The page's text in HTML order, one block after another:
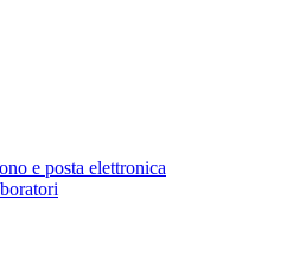
e posta elettronica